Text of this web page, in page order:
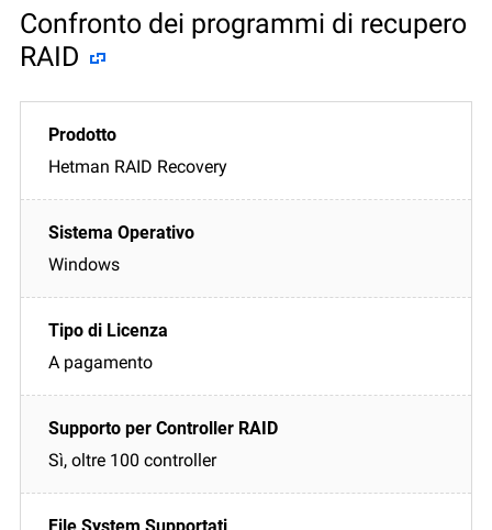
Confronto dei programmi di recupero
RAID
Hetman RAID Recovery
Windows
A pagamento
Sì, oltre 100 controller